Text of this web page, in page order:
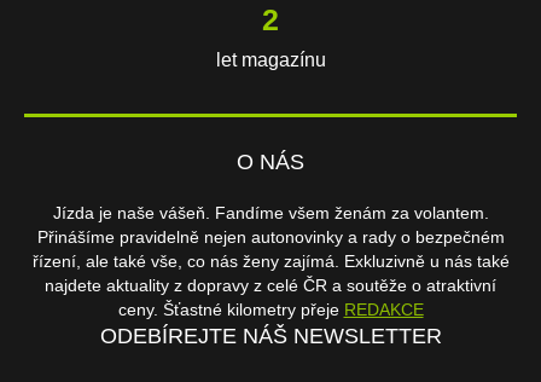
3
let magazínu
O NÁS
Jízda je naše vášeň. Fandíme všem ženám za volantem.
Přinášíme pravidelně nejen autonovinky a rady o bezpečném
řízení, ale také vše, co nás ženy zajímá. Exkluzivně u nás také
najdete aktuality z dopravy z celé ČR a soutěže o atraktivní
ceny. Šťastné kilometry přeje REDAKCE
ODEBÍREJTE NÁŠ NEWSLETTER